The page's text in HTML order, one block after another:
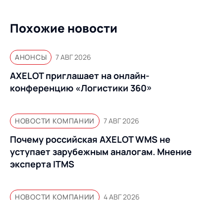
Похожие новости
АНОНСЫ 7 АВГ 2026
AXELOT приглашает на онлайн-
конференцию «Логистики 360»
НОВОСТИ КОМПАНИИ 7 АВГ 2026
Почему российская AXELOT WMS не
уступает зарубежным аналогам. Мнение
эксперта ITMS
НОВОСТИ КОМПАНИИ 4 АВГ 2026